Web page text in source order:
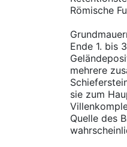
Römische
Ende 1. bis
mehrere
sie zum
Quelle des